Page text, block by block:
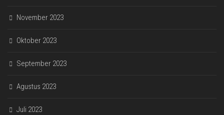
November 2023
Oktober 2023
September 2023
Agustus 2023
Juli 2023